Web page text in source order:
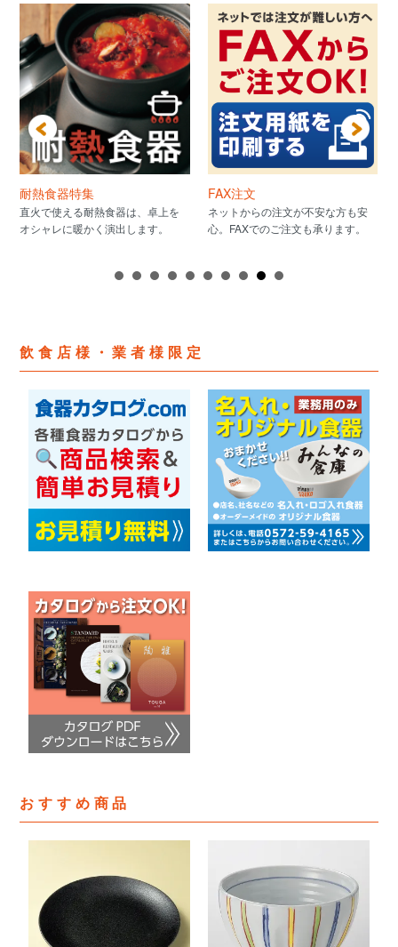
耐熱食器特集
直火で使える耐熱食器は、卓上を
オシャレに暖かく演出します。
FAX注文
ネットからの注文が不安な方も安
心。FAXでのご注文も承ります。
飲食店様・業者様限定
おすすめ商品